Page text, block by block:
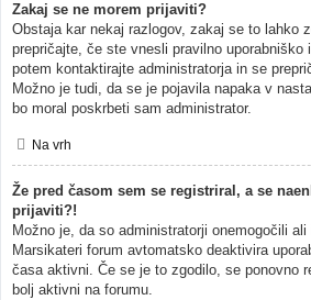
Zakaj se ne morem prijaviti?
Obstaja kar nekaj razlogov, zakaj se to lahko
prepričajte, če ste vnesli pravilno uporabniško
potem kontaktirajte administratorja in se
Možno je tudi, da se je pojavila napaka v
bo moral poskrbeti sam administrator.
Na vrh
Že pred časom sem se registriral, a se
prijaviti?!
Možno je, da so administratorji onemogočili
Marsikateri forum avtomatsko deaktivira
časa aktivni. Če se je to zgodilo, se ponovno
bolj aktivni na forumu.